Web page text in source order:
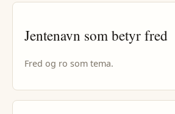
Jentenavn som betyrfred
Fred og ro som tema.